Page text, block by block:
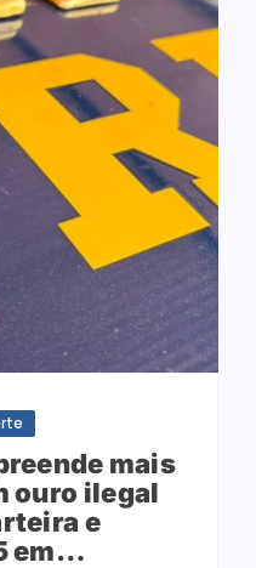
mais
ouro ilegal
e
em…